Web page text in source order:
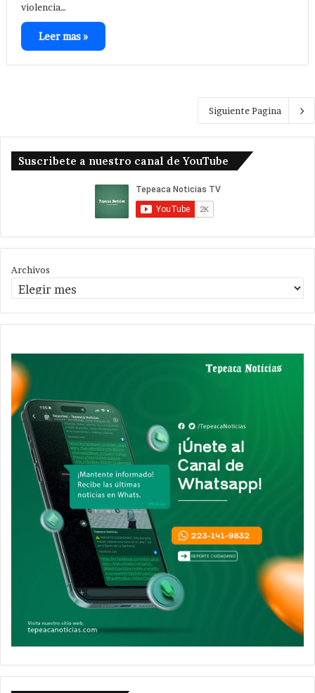
violencia…
Leer mas »
Siguiente Pagina
Suscribete a nuestro canal de YouTube
Archivos